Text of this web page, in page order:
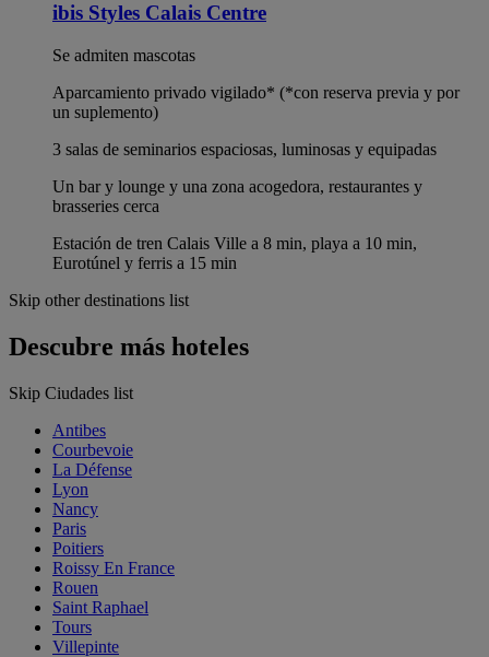
ibis Styles Calais Centre
Se admiten mascotas
Aparcamiento privado vigilado* (*con reserva previa y por
un suplemento)
3 salas de seminarios espaciosas, luminosas y equipadas
Un bar y lounge y una zona acogedora, restaurantes y
brasseries cerca
Estación de tren Calais Ville a 8 min, playa a 10 min,
Eurotúnel y ferris a 15 min
Skip other destinations list
Descubre más hoteles
Skip Ciudades list
Antibes
Courbevoie
La Défense
Lyon
Nancy
Paris
Poitiers
Roissy En France
Rouen
Saint Raphael
Tours
Villepinte